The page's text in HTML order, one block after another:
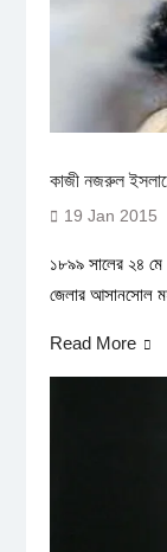
কাজী নজরুল
19 Jan 2015
১৮৯৯ সালের ২৪ মে
জেলার আসানসোল
Read More